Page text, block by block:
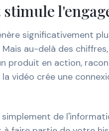
stimule
significativement
au-delà des
produit en action,
vidéo crée une
de